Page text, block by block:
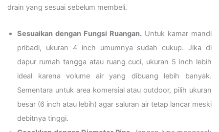
drain yang sesuai sebelum membeli.
Sesuaikan dengan Fungsi Ruangan. Untuk kamar mandi
pribadi, ukuran 4 inch umumnya sudah cukup. Jika di
dapur rumah tangga atau ruang cuci, ukuran 5 inch lebih
ideal karena volume air yang dibuang lebih banyak.
Sementara untuk area komersial atau outdoor, pilih ukuran
besar (6 inch atau lebih) agar saluran air tetap lancar meski
debitnya tinggi.